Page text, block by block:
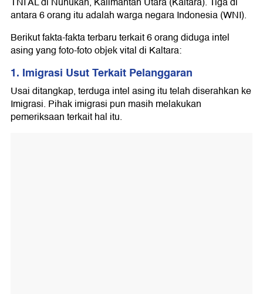
antara 6 orang itu adalah warga negara Indonesia (WNI).
Berikut fakta-fakta terbaru terkait 6 orang diduga intel
asing yang foto-foto objek vital di Kaltara:
1. Imigrasi Usut Terkait Pelanggaran
Usai ditangkap, terduga intel asing itu telah diserahkan ke
Imigrasi. Pihak imigrasi pun masih melakukan
pemeriksaan terkait hal itu.